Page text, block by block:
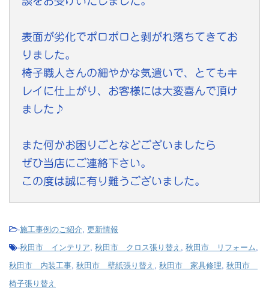
表面が劣化でポロポロと剥がれ落ちてきてお
りました。
椅子職人さんの細やかな気遣いで、とてもキ
レイに仕上がり、お客様には大変喜んで頂け
ました♪
また何かお困りごとなどございましたら
ぜひ当店にご連絡下さい。
この度は誠に有り難うございました。
-施工事例のご紹介, 更新情報
-秋田市 インテリア, 秋田市 クロス張り替え , 秋田市 リフォーム,
秋田市 内装工事, 秋田市 壁紙張り替え , 秋田市 家具修理, 秋田市
椅子張り替え